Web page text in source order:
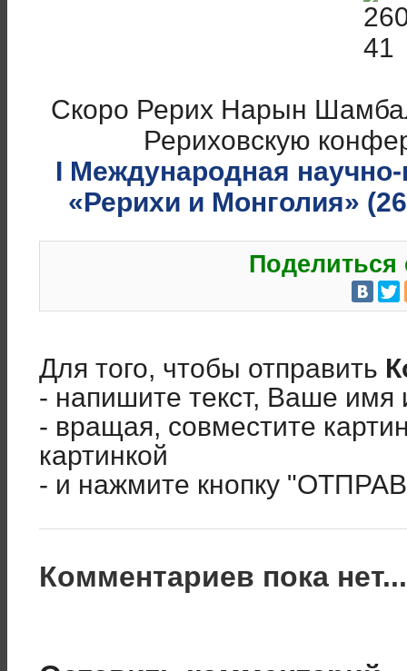
Скоро Рерих Нарын
Рериховскую
I Международная
«Рерихи и Монголия»
Поделиться
Для того, чтобы отправить
- напишите текст, Ваше имя
- вращая, совместите
картинкой
- и нажмите кнопку
Комментариев пока